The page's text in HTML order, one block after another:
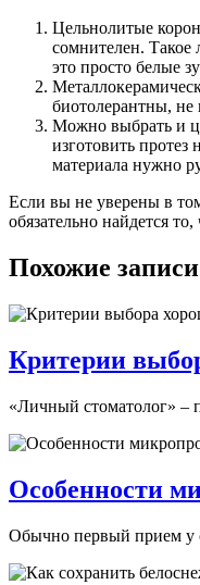
Цельнолитые
сомнителен.
это просто белые
биотолерантны, не
Можно выбрать и
изготовить
материала нужно
Если вы не уверены в
обязательно найдется
Похожие записи
Критерии
«Личный стоматолог» –
Особенности
Обычно первый прием у